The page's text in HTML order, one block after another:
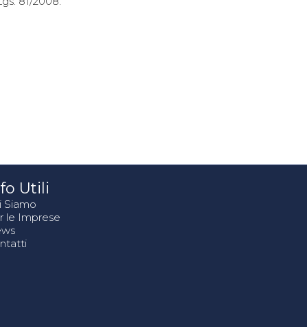
Utili
Siamo
le Imprese